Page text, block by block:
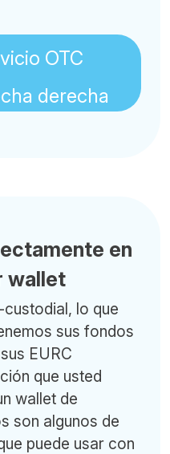
OTC
en
wallet
lo que
sus fondos
EURC
que usted
wallet de
son algunos de
puede usar con